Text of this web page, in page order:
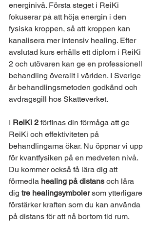
energinivå. Första steget i ReiKi
fokuserar på att höja energin i den
fysiska kroppen, så att kroppen kan
kanalisera mer intensiv healing. Efter
avslutad kurs erhålls ett diplom i ReiKi
2 och utövaren kan ge en professionell
behandling överallt i världen. I Sverige
är behandlingsmetoden godkänd och
avdragsgill hos Skatteverket.
I ReiKi 2 förfinas din förmåga att ge
ReiKi och effektiviteten på
behandlingarna ökar. Nu öppnar vi upp
för kvantfysiken på en medveten nivå.
Du kommer också få lära dig att
förmedla healing på distans och lära
dig tre healingsymboler som ytterligare
förstärker kraften som du kan använda
på distans för att nå bortom tid rum.